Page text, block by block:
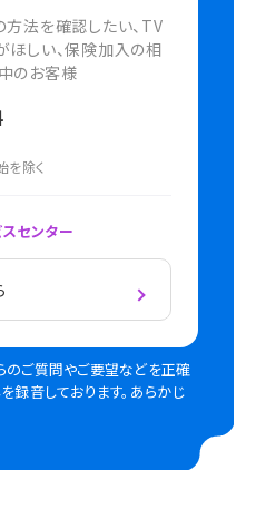
方法を確認したい、TV
しい、保険加入の相
のお客様
を除く
センター
ご質問やご要望などを正確
録音しております。あらかじ